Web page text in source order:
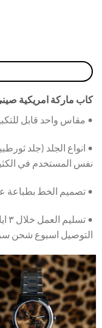
كاب ماركة امريكية
• مقاس واحد قابل
• انواع الجلد (جلد
نفس المستخدم في
• تصميم الخط بطباعة
التوصيل اسبوع شحن